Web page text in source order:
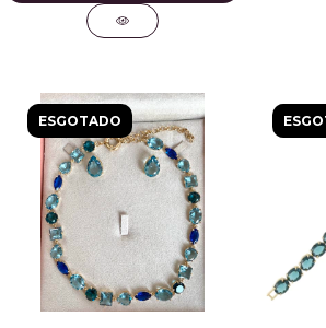
ESGOTADO